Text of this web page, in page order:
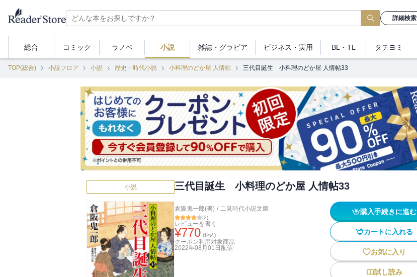
詳細検索
総合 コミック ラノベ 小説 雑誌・ グラビア ビジネス ・実用 BL・TL タテヨミ
TOP(総合) 小説フロア 小説 歴史・時代小説 小料理のどか屋 人情帖 三代目誕生 小料理のどか屋 人情帖33
小説 三代目誕生 小料理のどか屋 人情帖33
倉阪鬼一郎(著) / 二見時代小説文庫
(2)
レビューを書く
¥770 (税込)
クーポン利用対象商品
2022年08月01日 配信
購入手続きに進む
カートに入れる
お気に入り
試し読み